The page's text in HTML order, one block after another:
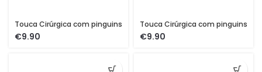
Touca Cirúrgica com pinguins
€
Touca Cirúrgica com pinguins
€